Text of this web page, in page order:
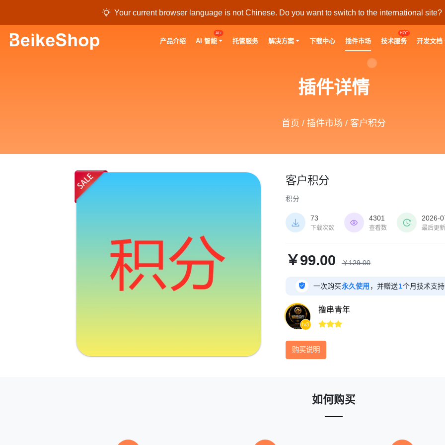
 Your current browser language is not Chinese. Do you want to switch to the international site?
产品介绍
AI+
AI 智能 托管服务 解决方案 下载中心 插件市场
HOT
技术服务 开发文档
插件详情
首页 / 插件市场 / 客户积分
客户积分
积分

73
下载次数

4301
查看数

2026-
最后更新
￥99.00 ￥129.00
 一次购买永久使用 ，并赠送1个月技术支持
lv3
撸串青年

购买说明
如何购买